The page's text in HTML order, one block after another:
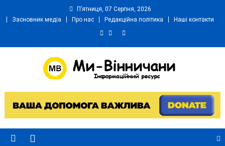
П’ятниця, 07 Серпня, 2026
Засновник медіа
Про нас Редакційна політика Наші контакти
Ми Вінничани